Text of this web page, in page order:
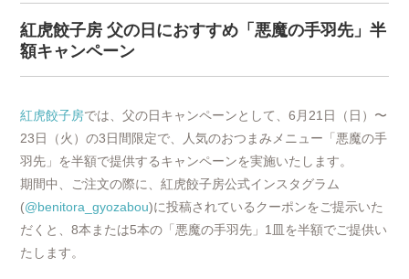
紅虎餃子房 父の日におすすめ「悪魔の手羽先」半
額キャンペーン
紅虎餃子房では、父の日キャンペーンとして、6月21日（日）〜
23日（火）の3日間限定で、人気のおつまみメニュー「悪魔の手
羽先」を半額で提供するキャンペーンを実施いたします。
期間中、ご注文の際に、紅虎餃子房公式インスタグラム
(@benitora_gyozabou)に投稿されているクーポンをご提示いた
だくと、8本または5本の「悪魔の手羽先」1皿を半額でご提供い
たします。